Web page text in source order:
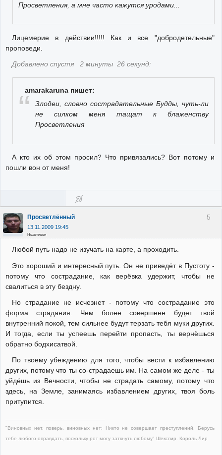
Просветления, а мне часто кажутся уродами...
Лицемерие в действии!!!!! Как и все "добродетельные"
проповеди.
Добавлено спустя 2 минуты 26 секунд:
amarakaruna пишет:
Злодеи, словно сострадательные Будды, чуть-ли
не силком меня тащат к блаженству
Просветления
А кто их об этом просил? Что привязались? Вот потому и
пошли вон от меня!
5
Просветлённый
13.11.2009 19:45
Неактивен
Любой путь надо не изучать на карте, а проходить.
Это хороший и интересный путь. Он не приведёт в Пустоту -
потому что сострадание, как верёвка удержит, чтобы не
свалиться в эту бездну.
Но страдание не исчезнет - потому что сострадание это
форма страдания. Чем более совершене будет твой
внутренний покой, тем сильнее будут терзать тебя муки других.
И тогда, если ты успеешь перейти пропасть, ты вернёшься
обратно бодхисатвой.
По твоему убеждению для того, чтобы вести к избавлению
других, потому что ты со-страдаешь им. На самом же деле - ты
уйдёшь из Вечности, чтобы не страдать самому, потому что
здесь, на Земле, занимаясь избавлением других, твоя боль
притупится.
"Виновных нет, поверь, виновных нет: Никто не совершает преступлений. Берусь
тебе любого оправдать, поскольку рот могу заткнуть любому" Шекспир. Король Лир